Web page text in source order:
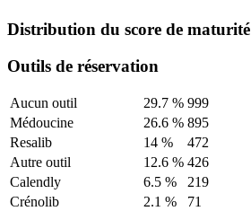
Distribution du score de maturité
Outils de réservation
Aucun outil 29.7 % 999
Médoucine
26.6 % 895
Resalib
14 %
472
Autre outil
12.6 % 426
Calendly
6.5 %
219
Crénolib
2.1 %
71